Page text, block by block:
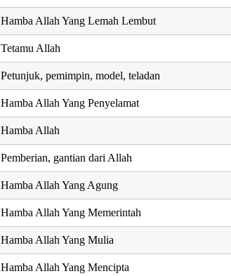
Hamba Allah Yang Lemah Lembut
Tetamu Allah
Petunjuk, pemimpin, model, teladan
Hamba Allah Yang Penyelamat
Hamba Allah
Pemberian, gantian dari Allah
Hamba Allah Yang Agung
Hamba Allah Yang Memerintah
Hamba Allah Yang Mulia
Hamba Allah Yang Mencipta